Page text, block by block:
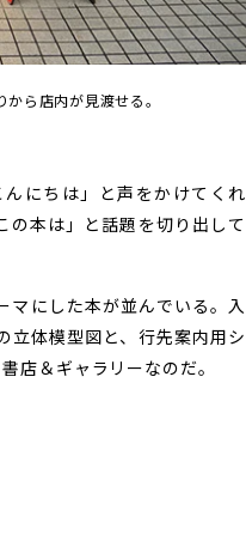
ら店内が見渡せる。
にちは」と声をかけてくれ
の本は」と話題を切り出して
にした本が並んでいる。入
立体模型図と、行先案内用シ
店＆ギャラリーなのだ。